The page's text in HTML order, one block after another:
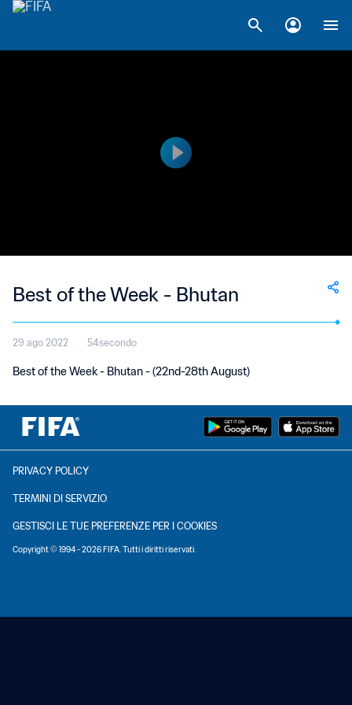
Best of the Week - Bhutan
29 ago 2022 54secondo
Best of the Week - Bhutan - (22nd-28th August)
PRIVACY POLICY
TERMINI DI SERVIZIO
GESTISCI LE TUE PREFERENZE PER I COOKIES
Copyright © 1994 - 2026 FIFA. Tutti i diritti riservati.